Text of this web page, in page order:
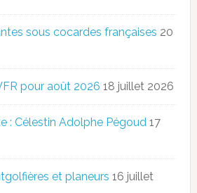
sous cocardes françaises 20
pour août 2026 18 juillet 2026
: Célestin Adolphe Pégoud 17
et planeurs 16 juillet